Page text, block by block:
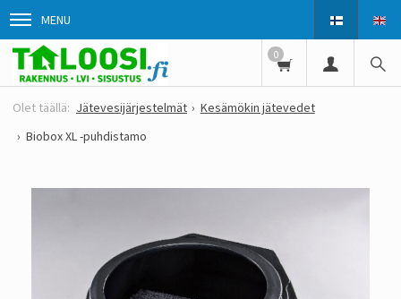
MENU
0
Jätevesijärjestelmät
Kesämökin jätevedet
Biobox XL -puhdistamo